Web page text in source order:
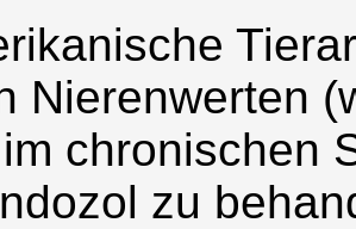
Nierenwerten
chronischen
zu